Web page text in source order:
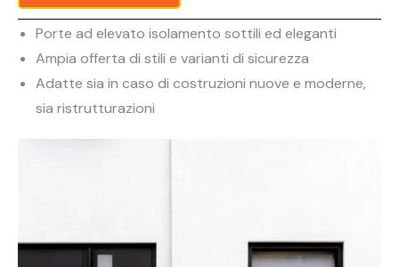
Porte ad elevato isolamento sottili ed eleganti
Ampia offerta di stili e varianti di sicurezza
Adatte sia in caso di costruzioni nuove e moderne,
sia ristrutturazioni